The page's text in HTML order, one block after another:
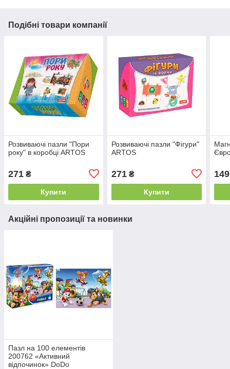
Подібні товари компанії
Розвиваючі пазли "Пори
року" в коробці ARTOS
271 ₴
Купити
Розвиваючі пазли "Фігури"
ARTOS
271₴
Купити
149
Акційні пропозиції та новинки
Пазл на 100 елементів
200762 «Активний
відпочинок» DoDo